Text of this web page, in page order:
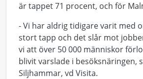
är tappet 71 procent, och för
- Vi har aldrig tidigare varit med
stort tapp och det slår mot
vi att över 50 000 människor
blivit varslade i besöksnäringen,
Siljhammar, vd Visita.